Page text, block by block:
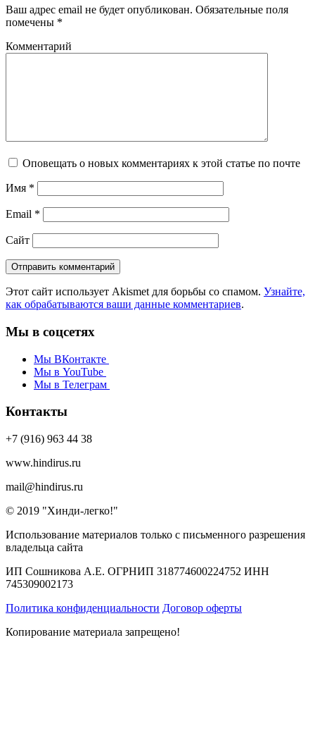
Ваш адрес email не будет опубликован. Обязательные поля
помечены *
Комментарий
Оповещать о новых комментариях к этой статье по почте
Имя *
Email *
Сайт
Этот сайт использует Akismet для борьбы со спамом. Узнайте,
как обрабатываются ваши данные комментариев.
Мы в соцсетях
Мы ВКонтакте
Мы в YouTube
Мы в Телеграм
Контакты
+7 (916) 963 44 38
www.hindirus.ru
mail@hindirus.ru
© 2019 "Хинди-легко!"
Использование материалов только с письменного разрешения
владельца сайта
ИП Сошникова А.Е. ОГРНИП 318774600224752 ИНН
745309002173
Политика конфиденциальности Договор оферты
Копирование материала запрещено!